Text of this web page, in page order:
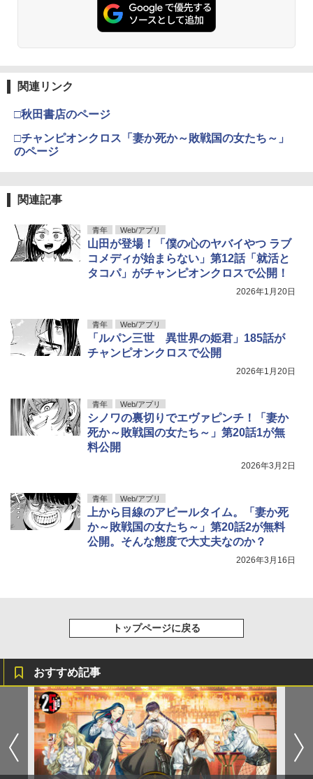
関連リンク
□秋田書店のページ
□チャンピオンクロス「妻か死か～敗戦国の女たち～」
のページ
関連記事
青年 Web/アプリ
山田が登場！「僕の心のヤバイやつ ラブ
コメディが始まらない」第12話「就活と
タコパ」がチャンピオンクロスで公開！
2026年1月20日
青年 Web/アプリ
「ルパン三世 異世界の姫君」185話が
チャンピオンクロスで公開
2026年1月20日
青年 Web/アプリ
シノワの裏切りでエヴァピンチ！「妻か
死か～敗戦国の女たち～」第20話1が無
料公開
2026年3月2日
青年 Web/アプリ
上から目線のアピールタイム。「妻か死
か～敗戦国の女たち～」第20話2が無料
公開。そんな態度で大丈夫なのか？
2026年3月16日
トップページに戻る
おすすめ記事